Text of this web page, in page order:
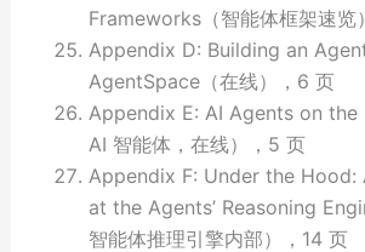
Frameworks（智能体框架速览
Appendix D: Building an
AgentSpace（在线），6 页
Appendix E: AI Agents on the
AI 智能体，在线），5 页
Appendix F: Under the Hood:
at the Agents’ Reasoning
智能体推理引擎内部），14 页